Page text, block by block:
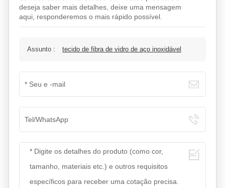
deseja saber mais detalhes, deixe uma mensagem
aqui, responderemos o mais rápido possível.
Assunto : tecido de fibra de vidro de aço inoxidável